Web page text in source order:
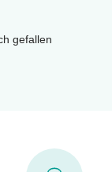
gefallen